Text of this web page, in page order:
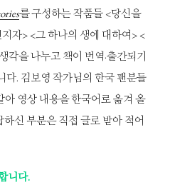
를 구성하는 작품들 <당신을
자> <그 하나의 생에 대하여> <
각을 나누고 책이 번역·출간되기
다. 김보영 작가님의 한국 팬분들
아 영상 내용을 한국어로 옮겨 올
신 부분은 직접 글로 받아 적어
니다.